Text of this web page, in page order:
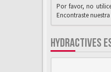
Por favor, no
Encontraste
HYDRACTIVES